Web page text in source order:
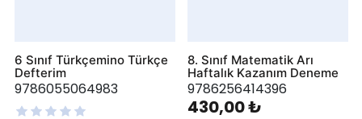
6 Sınıf Türkçemino Türkçe
Defterim
9786055064983
8. Sınıf Matematik Arı
Haftalık Kazanım Deneme
9786256414396
430,00 ₺